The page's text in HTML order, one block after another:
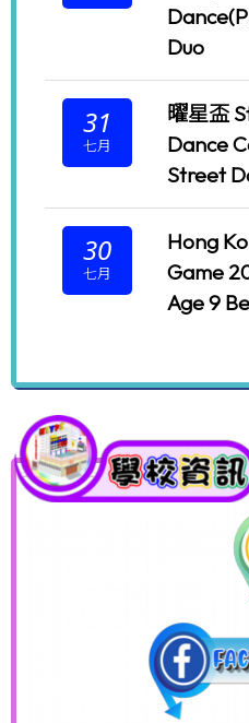
創科Marvel隊
2026-07-16
作家到校
2026-07-15
Duo
31
七月
曜星盃
Dance
Street
30
七月
Hong
Game
Age 9
30